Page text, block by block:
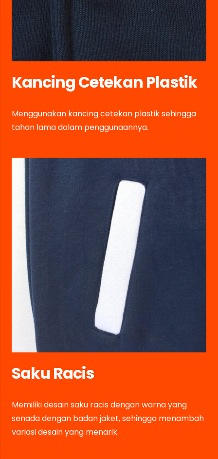
Kancing Cetekan Plastik
Menggunakan kancing cetekan plastik sehingga
tahan lama dalam penggunaannya.
Saku Racis
Memiliki desain saku racis dengan warna yang
senada dengan badan jaket, sehingga menambah
variasi desain yang menarik.